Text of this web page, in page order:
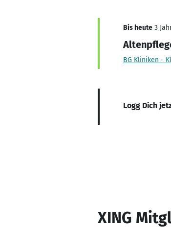
Bis heute 3
BG Kliniken -
Logg Dich
XING